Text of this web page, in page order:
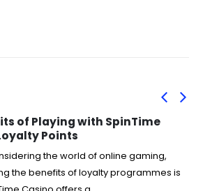
of Playing with SpinTime
Points
the world of online gaming,
the benefits of loyalty programmes is